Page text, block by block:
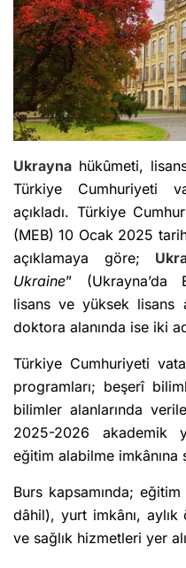
Ukrayna hükûmeti,
Türkiye Cumhuriyeti
açıkladı. Türkiye
(MEB) 10 Ocak 2025
açıklamaya göre;
Ukraine” (Ukrayna’da
lisans ve yüksek lisans
doktora alanında ise iki
Türkiye Cumhuriyeti
programları; beşerî
bilimler alanlarında
2025-2026 akademik
eğitim alabilme imkânına
Burs kapsamında; eğitim
dâhil), yurt imkânı, aylık
ve sağlık hizmetleri yer